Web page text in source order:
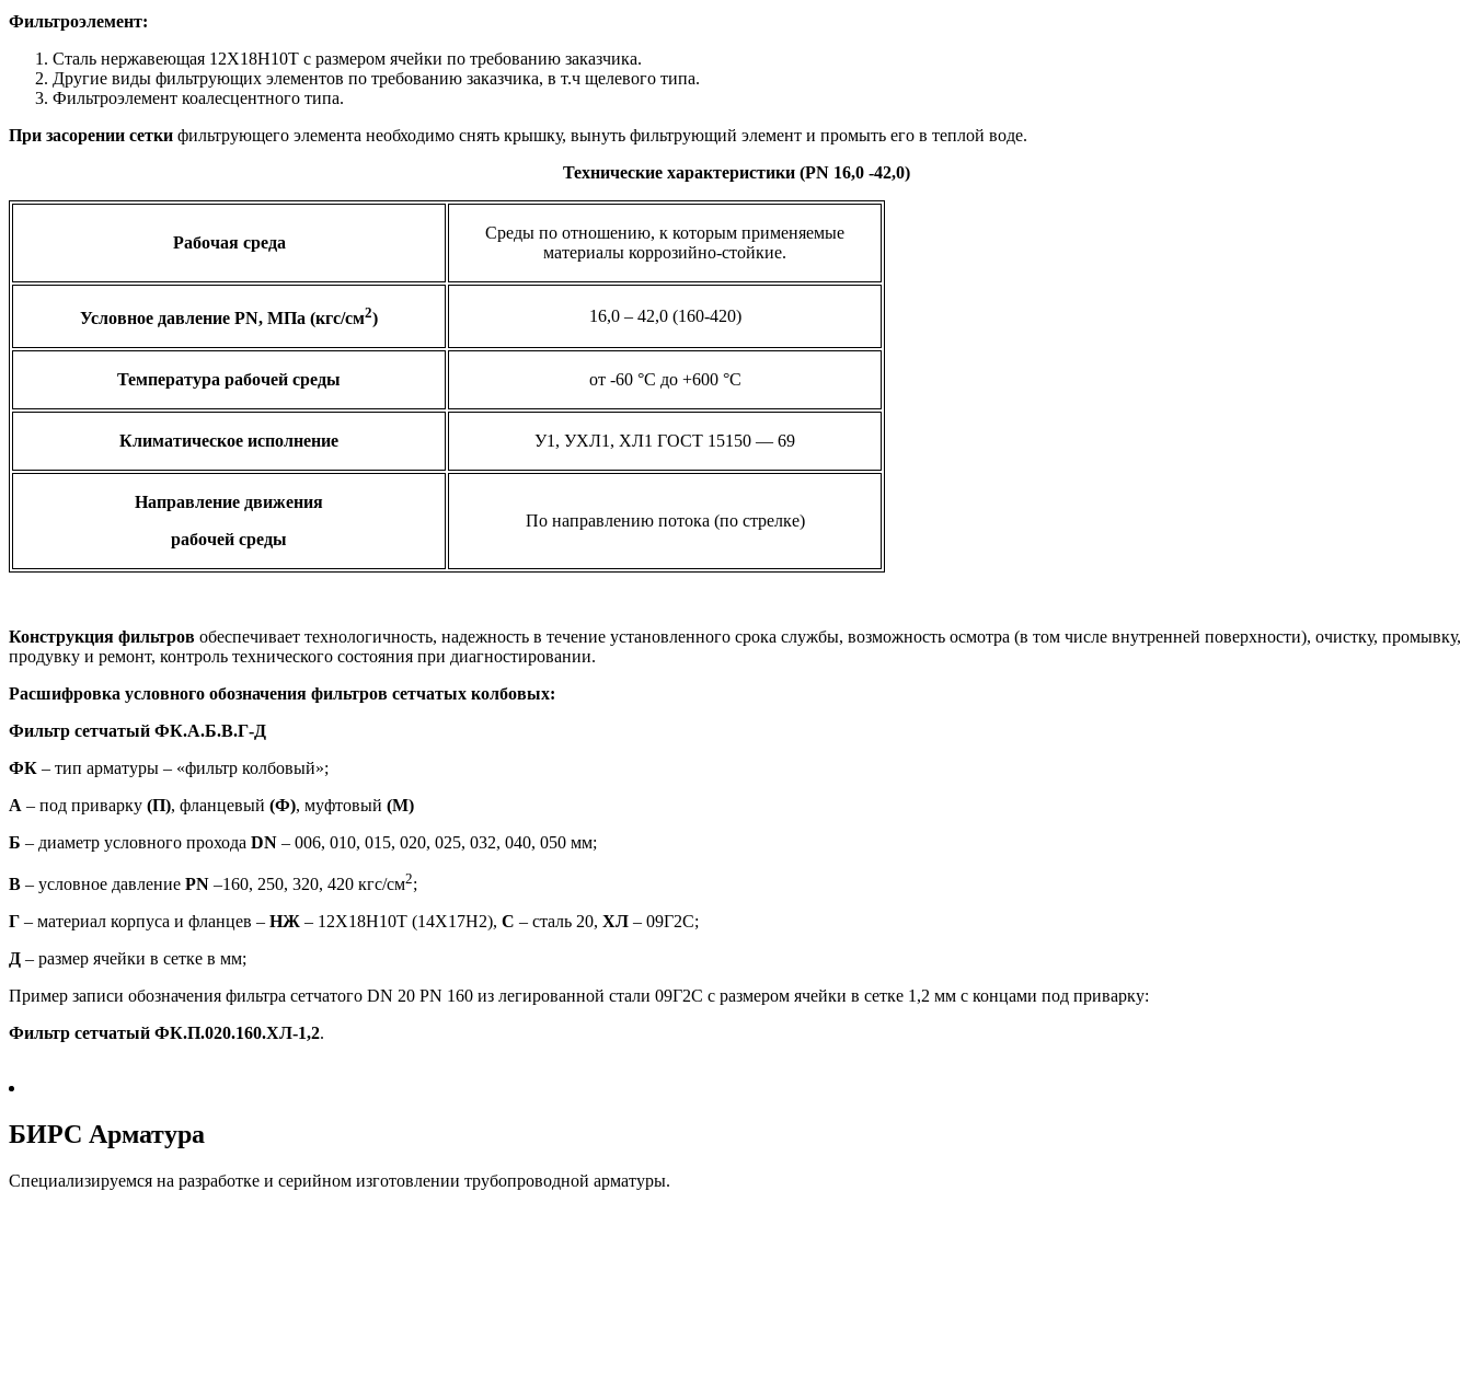
Фильтроэлемент:
Сталь нержавеющая 12Х18Н10Т с размером ячейки по требованию заказчика.
Другие виды фильтрующих элементов по требованию заказчика, в т.ч щелевого типа.
Фильтроэлемент коалесцентного типа.
При засорении сетки фильтрующего элемента необходимо снять крышку, вынуть фильтрующий элемент и промыть его в теплой воде.
Технические характеристики (PN 16,0 -42,0)
Рабочая среда
Среды по отношению, к которым применяемые
материалы коррозийно-стойкие.
Условное давление PN, МПа (кгс/см2) 16,0 – 42,0 (160-420)
Температура рабочей среды от -60 °С до +600 °С
Климатическое исполнение У1, УХЛ1, ХЛ1 ГОСТ 15150 — 69
Направление движения
рабочей среды
По направлению потока (по стрелке)
Конструкция фильтров обеспечивает технологичность, надежность в течение установленного срока службы, возможность осмотра (в том числе внутренней поверхности), очистку, промывку,
продувку и ремонт, контроль технического состояния при диагностировании.
Расшифровка условного обозначения фильтров сетчатых колбовых:
Фильтр сетчатый ФК.А.Б.В.Г-Д
ФК – тип арматуры – «фильтр колбовый»;
А – под приварку (П), фланцевый (Ф), муфтовый (М)
Б – диаметр условного прохода DN – 006, 010, 015, 020, 025, 032, 040, 050 мм;
В – условное давление РN –160, 250, 320, 420 кгс/см2;
Г – материал корпуса и фланцев – НЖ – 12Х18Н10Т (14Х17Н2), С – сталь 20, ХЛ – 09Г2С;
Д – размер ячейки в сетке в мм;
Пример записи обозначения фильтра сетчатого DN 20 PN 160 из легированной стали 09Г2С с размером ячейки в сетке 1,2 мм с концами под приварку:
Фильтр сетчатый ФК.П.020.160.ХЛ-1,2.
БИРС Арматура
Специализируемся на разработке и серийном изготовлении трубопроводной арматуры.